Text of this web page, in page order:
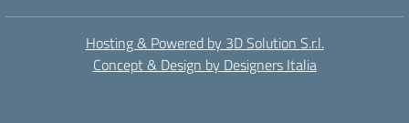
Hosting & Powered by 3D Solution S.r.l.
Concept & Design by Designers Italia